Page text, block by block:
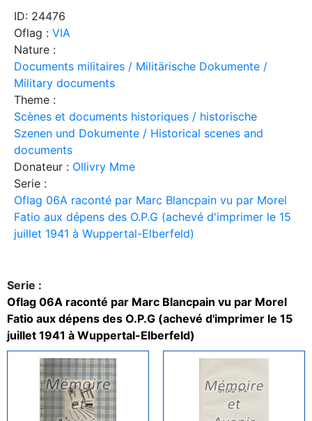
ID: 24476
Oflag : VIA
Nature :
Documents militaires / Militärische Dokumente /
Military documents
Theme :
Scènes et documents historiques / historische
Szenen und Dokumente / Historical scenes and
documents
Donateur : Ollivry Mme
Serie :
Oflag 06A raconté par Marc Blancpain vu par Morel
Fatio aux dépens des O.P.G (achevé d'imprimer le 15
juillet 1941 à Wuppertal-Elberfeld)
Serie :
Oflag 06A raconté par Marc Blancpain vu par Morel
Fatio aux dépens des O.P.G (achevé d'imprimer le 15
juillet 1941 à Wuppertal-Elberfeld)